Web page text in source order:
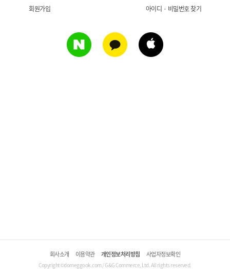
회원가입 아이디 · 비밀번호 찾기
회사소개 이용약관 개인정보처리방침 사업자정보확인
Copyright©domeggook.com / G&G Commerce, Ltd. All rights reserved.